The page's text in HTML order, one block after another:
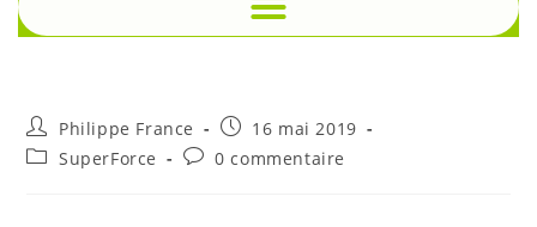
Philippe France
16 mai 2019
SuperForce
0 commentaire